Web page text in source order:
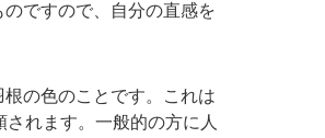
ですので、自分の直感を
の色のことです。これは
れます。一般的の方に人